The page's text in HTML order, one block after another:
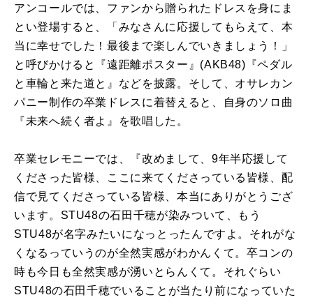
アンコールでは、ファンから贈られたドレスを身にま
とい登場すると、「みなさんに応援してもらえて、本
当に幸せでした！最後まで楽しんでいきましょう！」
と呼びかけると『遠距離ポスター』(AKB48)『ペダル
と車輪と来た道と』などを披露。そして、オサレカン
パニー制作の卒業ドレスに着替えると、自身のソロ曲
『未来へ続く者よ』を歌唱した。
卒業セレモニーでは、『改めまして、9年半応援して
くださった皆様、ここに来てくださっている皆様、配
信で見てくださっている皆様、本当にありがとうござ
います。STU48の石田千穂が染みついて、もう
STU48が名字みたいになっとったんですよ。それがな
くなるっていうのが全然実感がわかんくて。卒コンの
時も今日も全然実感が湧いとらんくて。それぐらい
STU48の石田千穂でいることが当たり前になっていた